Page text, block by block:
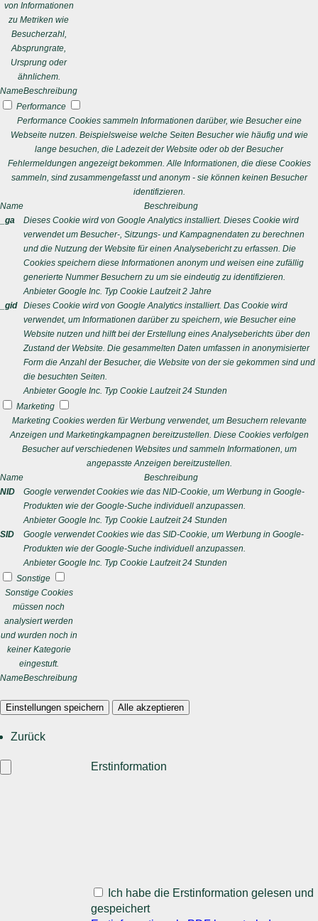
von Informationen
zu Metriken wie
Besucherzahl,
Absprungrate,
Ursprung oder
ähnlichem.
NameBeschreibung
Performance
Performance Cookies sammeln Informationen darüber, wie Besucher eine
Webseite nutzen. Beispielsweise welche Seiten Besucher wie häufig und wie
lange besuchen, die Ladezeit der Website oder ob der Besucher
Fehlermeldungen angezeigt bekommen. Alle Informationen, die diese Cookies
sammeln, sind zusammengefasst und anonym - sie können keinen Besucher
identifizieren.
Name
Beschreibung
_ga
Dieses Cookie wird von Google Analytics installiert. Dieses Cookie wird
verwendet um Besucher-, Sitzungs- und Kampagnendaten zu berechnen
und die Nutzung der Website für einen Analysebericht zu erfassen. Die
Cookies speichern diese Informationen anonym und weisen eine zufällig
generierte Nummer Besuchern zu um sie eindeutig zu identifizieren.
Anbieter Google Inc. Typ Cookie Laufzeit 2 Jahre
_gid
Dieses Cookie wird von Google Analytics installiert. Das Cookie wird
verwendet, um Informationen darüber zu speichern, wie Besucher eine
Website nutzen und hilft bei der Erstellung eines Analyseberichts über den
Zustand der Website. Die gesammelten Daten umfassen in anonymisierter
Form die Anzahl der Besucher, die Website von der sie gekommen sind und
die besuchten Seiten.
Anbieter Google Inc. Typ Cookie Laufzeit 24 Stunden
Marketing
Marketing Cookies werden für Werbung verwendet, um Besuchern relevante
Anzeigen und Marketingkampagnen bereitzustellen. Diese Cookies verfolgen
Besucher auf verschiedenen Websites und sammeln Informationen, um
angepasste Anzeigen bereitzustellen.
Name
Beschreibung
NID
Google verwendet Cookies wie das NID-Cookie, um Werbung in Google-
Produkten wie der Google-Suche individuell anzupassen.
Anbieter Google Inc. Typ Cookie Laufzeit 24 Stunden
SID
Google verwendet Cookies wie das SID-Cookie, um Werbung in Google-
Produkten wie der Google-Suche individuell anzupassen.
Anbieter Google Inc. Typ Cookie Laufzeit 24 Stunden
Sonstige
Sonstige Cookies
müssen noch
analysiert werden
und wurden noch in
keiner Kategorie
eingestuft.
NameBeschreibung
Einstellungen speichern Alle akzeptieren
Zurück
Erstinformation
Ich habe die Erstinformation gelesen und
gespeichert